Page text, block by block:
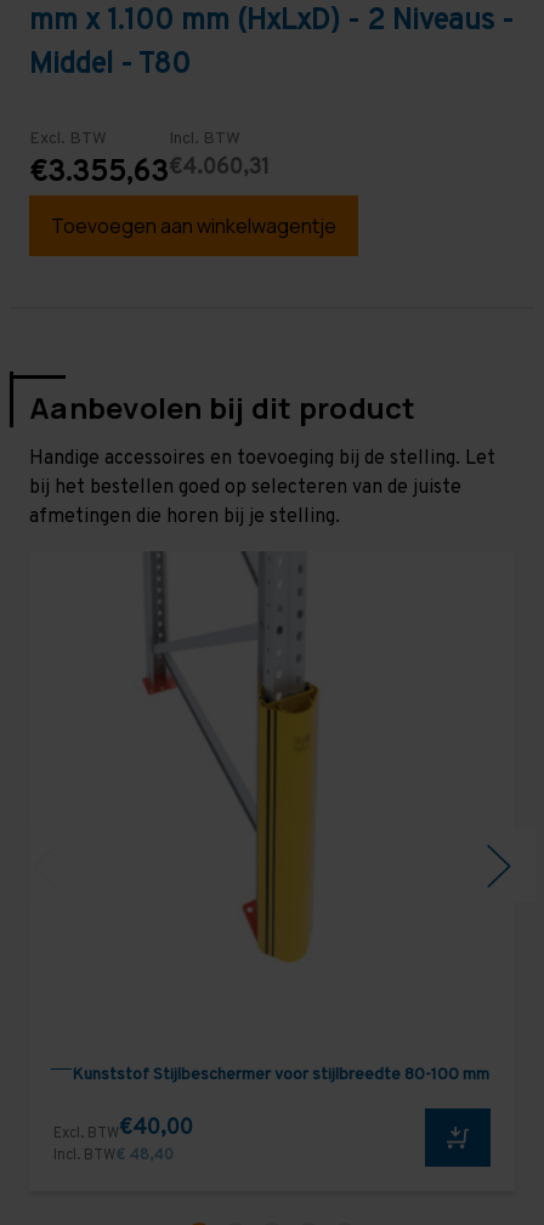
mm x 1.100 mm (HxLxD) - 2 Niveaus -
Middel - T80
Excl. BTW
€3.355,63
Incl. BTW
€4.060,31
Toevoegen aan winkelwagentje
Aanbevolen bij dit product
Handige accessoires en toevoeging bij de stelling. Let
bij het bestellen goed op selecteren van de juiste
afmetingen die horen bij je stelling.
Kunststof Stijlbeschermer voor stijlbreedte 80-100 mm
Excl. BTW€40,00
Incl. BTW€ 48,40